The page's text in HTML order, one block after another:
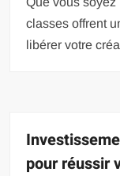
classes offrent
libérer votre
pour réussir